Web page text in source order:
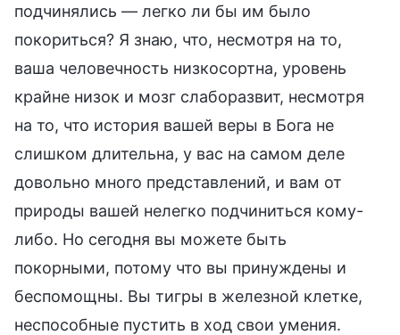
подчинялись — легко ли бы им было
покориться? Я знаю, что, несмотря на то,
ваша человечность низкосортна, уровень
крайне низок и мозг слаборазвит, несмотря
на то, что история вашей веры в Бога не
слишком длительна, у вас на самом деле
довольно много представлений, и вам от
природы вашей нелегко подчиниться кому-
либо. Но сегодня вы можете быть
покорными, потому что вы принуждены и
беспомощны. Вы тигры в железной клетке,
неспособные пустить в ход свои умения.